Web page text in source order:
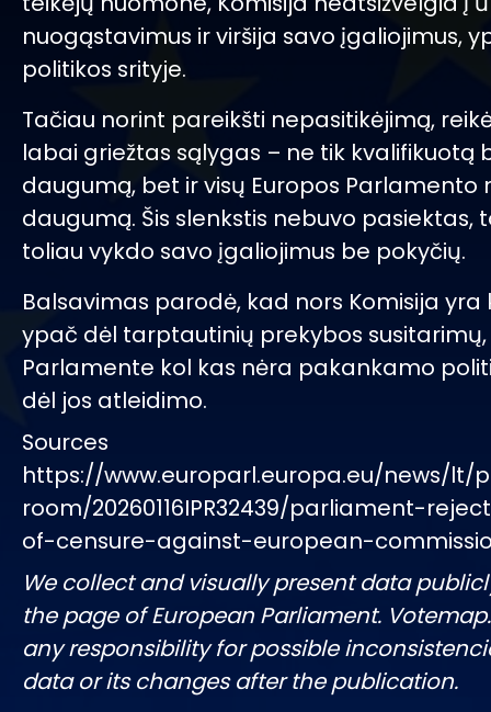
nuogąstavimus ir viršija savo įgaliojimus,
politikos srityje.
Tačiau norint pareikšti nepasitikėjimą,
labai griežtas sąlygas – ne tik kvalifikuotą
daugumą, bet ir visų Europos Parlamento
daugumą. Šis slenkstis nebuvo pasiektas,
toliau vykdo savo įgaliojimus be pokyčių.
Balsavimas parodė, kad nors Komisija
ypač dėl tarptautinių prekybos susitarimų,
Parlamente kol kas nėra pakankamo
dėl jos atleidimo.
Sources
https://www.europarl.europa.eu/news/lt/
room/20260116IPR32439/parliament-
of-censure-against-european-
We collect and visually present data
the page of European Parliament.
any responsibility for possible
data or its changes after the publication.